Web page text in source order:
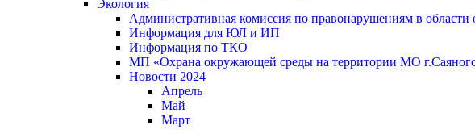
Экология
Административная комиссия по правонарушениям в области
Информация для ЮЛ и ИП
Информация по ТКО
МП «Охрана окружающей среды на территории МО
Новости 2024
Апрель
Май
Март